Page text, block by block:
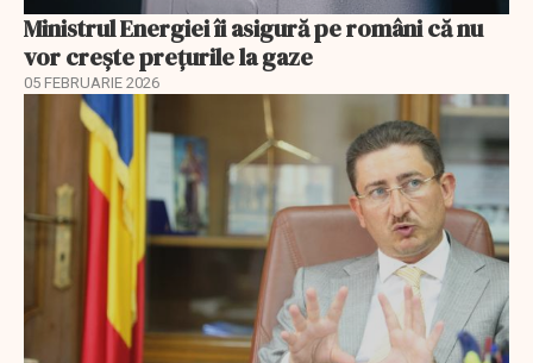
Ministrul Energiei îi asigură pe români că nu
vor creşte preţurile la gaze
05 FEBRUARIE 2026